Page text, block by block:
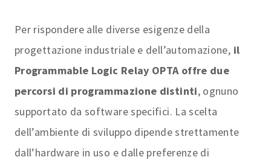
Per rispondere alle diverse esigenze della
progettazione industriale e dell’automazione, il
Programmable Logic Relay OPTA offre due
percorsi di programmazione distinti, ognuno
supportato da software specifici. La scelta
dell’ambiente di sviluppo dipende strettamente
dall’hardware in uso e dalle preferenze di